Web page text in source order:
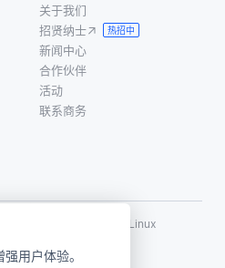
用户体验。
关于我们
招贤纳士
热招中
新闻中心
合作伙伴
活动
联系商务
及相关的开源项目名称为 Linux
有限公司保留所有权利